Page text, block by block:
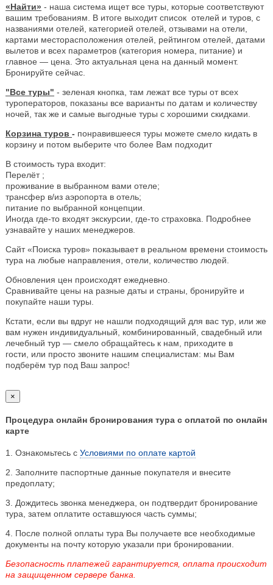
«Найти» - наша система ищет все туры, которые соответствуют
вашим требованиям. В итоге выходит список отелей и туров, с
названиями отелей, категорией отелей, отзывами на отели,
картами месторасположения отелей, рейтингом отелей, датами
вылетов и всех параметров (категория номера, питание) и
главное — цена. Это актуальная цена на данный момент.
Бронируйте сейчас.
"Все туры" - зеленая кнопка, там лежат все туры от всех
туроператоров, показаны все варианты по датам и количеству
ночей, так же и самые выгодные туры с хорошими скидками.
Корзина туров - понравившееся туры можете смело кидать в
корзину и потом выберите что более Вам подходит
В стоимость тура входит:
Перелёт ;
проживание в выбранном вами отеле;
трансфер в/из аэропорта в отель;
питание по выбранной концепции.
Иногда где-то входят экскурсии, где-то страховка. Подробнее
узнавайте у наших менеджеров.
Сайт «Поиска туров» показывает в реальном времени стоимость
тура на любые направления, отели, количество людей.
Обновления цен происходят ежедневно.
Сравнивайте цены на разные даты и страны, бронируйте и
покупайте наши туры.
Кстати, если вы вдруг не нашли подходящий для вас тур, или же
вам нужен индивидуальный, комбинированный, свадебный или
лечебный тур — смело обращайтесь к нам, приходите в
гости, или просто звоните нашим специалистам: мы Вам
подберём тур под Ваш запрос!
×
Процедура онлайн бронирования тура с оплатой по онлайн
карте
1. Ознакомьтесь с Условиями по оплате картой
2. Заполните паспортные данные покупателя и внесите
предоплату;
3. Дождитесь звонка менеджера, он подтвердит бронирование
тура, затем оплатите оставшуюся часть суммы;
4. После полной оплаты тура Вы получаете все необходимые
документы на почту которую указали при бронировании.
Безопасность платежей гарантируется, оплата происходит
на защищенном сервере банка.